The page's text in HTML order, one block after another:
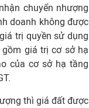
chuyển nhượng
doanh không được
trị quyền sử dụng
giá trị cơ sở hạ
của cơ sở hạ tầng
thì giá đất được